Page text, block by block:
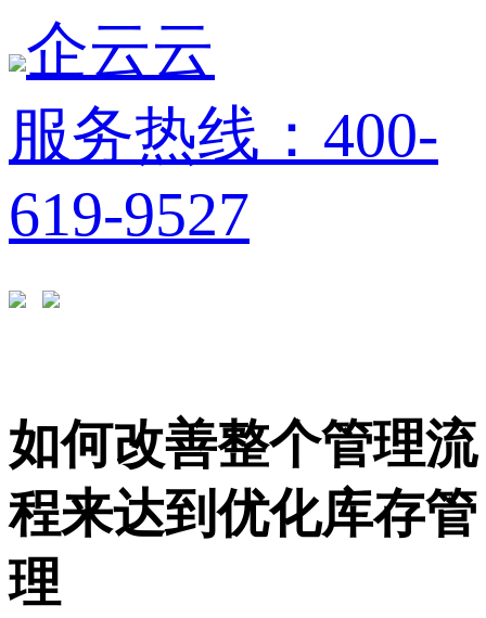
企云云
服务热线：400-
619-9527
如何改善整个管理流
程来达到优化库存管
理